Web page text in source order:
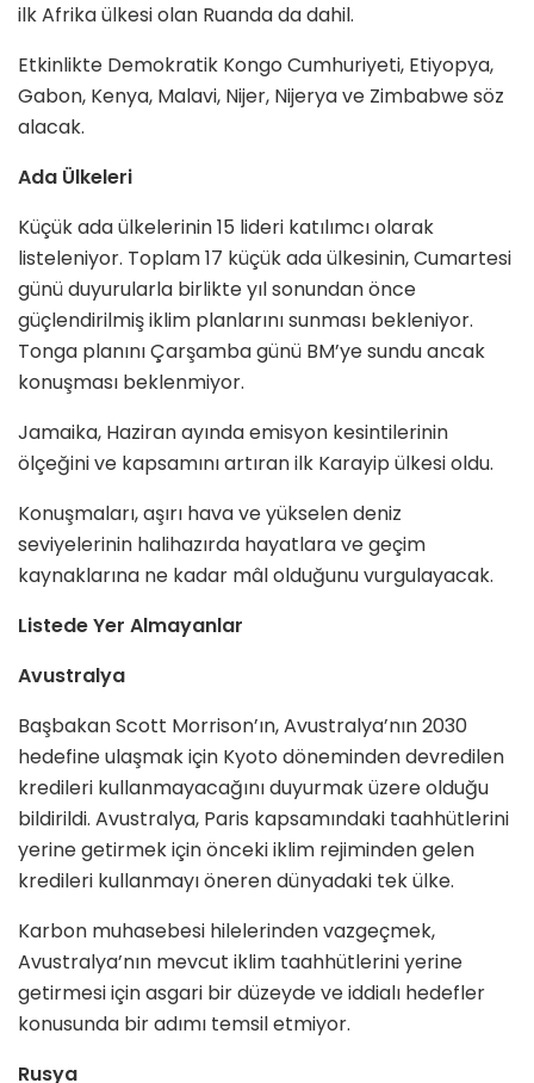
ilk Afrika ülkesi olan Ruanda da dahil.
Etkinlikte Demokratik Kongo Cumhuriyeti, Etiyopya,
Gabon, Kenya, Malavi, Nijer, Nijerya ve Zimbabwe söz
alacak.
Ada Ülkeleri
Küçük ada ülkelerinin 15 lideri katılımcı olarak
listeleniyor. Toplam 17 küçük ada ülkesinin, Cumartesi
günü duyurularla birlikte yıl sonundan önce
güçlendirilmiş iklim planlarını sunması bekleniyor.
Tonga planını Çarşamba günü BM’ye sundu ancak
konuşması beklenmiyor.
Jamaika, Haziran ayında emisyon kesintilerinin
ölçeğini ve kapsamını artıran ilk Karayip ülkesi oldu.
Konuşmaları, aşırı hava ve yükselen deniz
seviyelerinin halihazırda hayatlara ve geçim
kaynaklarına ne kadar mâl olduğunu vurgulayacak.
Listede Yer Almayanlar
Avustralya
Başbakan Scott Morrison’ın, Avustralya’nın 2030
hedefine ulaşmak için Kyoto döneminden devredilen
kredileri kullanmayacağını duyurmak üzere olduğu
bildirildi. Avustralya, Paris kapsamındaki taahhütlerini
yerine getirmek için önceki iklim rejiminden gelen
kredileri kullanmayı öneren dünyadaki tek ülke.
Karbon muhasebesi hilelerinden vazgeçmek,
Avustralya’nın mevcut iklim taahhütlerini yerine
getirmesi için asgari bir düzeyde ve iddialı hedefler
konusunda bir adımı temsil etmiyor.
Rusya